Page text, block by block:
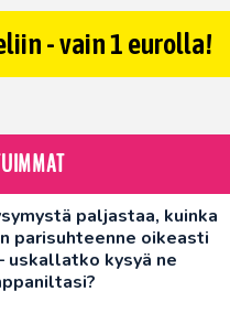
- vain 1 eurolla!
paljastaa, kuinka
parisuhteenne oikeasti
uskallatko kysyä ne